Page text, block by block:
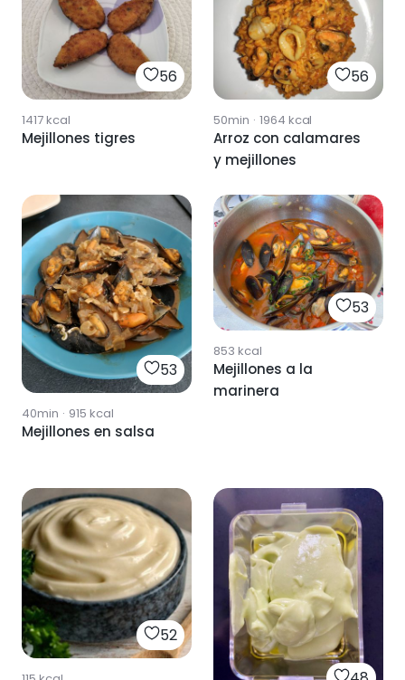
56
1417kcal
Mejillones tigres
56
50min · 1964 kcal
Arroz con calamares
y mejillones
53
40min · 915 kcal
Mejillones en salsa
53
853 kcal
Mejillones a la
marinera
52